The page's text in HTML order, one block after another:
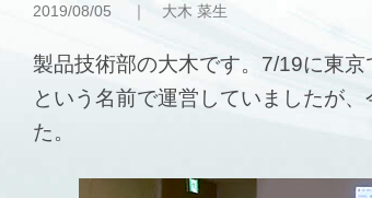
2019/08/05 ｜ 大木 菜生
製品技術部の大木です。7/19に東
という名前で運営していましたが
た。